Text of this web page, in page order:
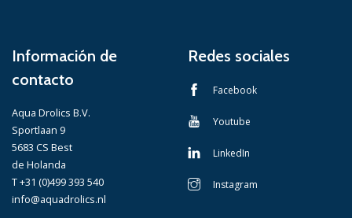
Información de
contacto
Aqua Drolics B.V.
Sportlaan 9
5683 CS Best
de Holanda
T +31 (0)499 393 540
info@aquadrolics.nl
Redes sociales
Facebook
Youtube
LinkedIn
Instagram